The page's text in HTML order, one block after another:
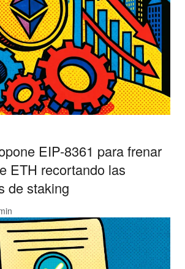
EIP-8361 para frenar
ETH recortando las
de staking